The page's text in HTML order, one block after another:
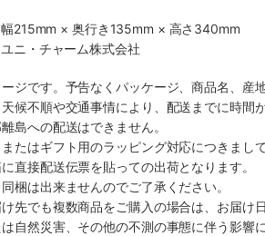
215mm × 奥行き135mm × 高さ340mm
ニ・チャーム株式会社
ジです。予告なくパッケージ、商品名、産
候不順や交通事情により、配送までに時間
島への配送はできません。
たはギフト用のラッピング対応につきまし
直接配送伝票を貼っての出荷となります。
梱は出来ませんのでご了承ください。
先でも複数商品をご購入の場合は、お届け
自然災害、その他の不測の事態に伴う影響